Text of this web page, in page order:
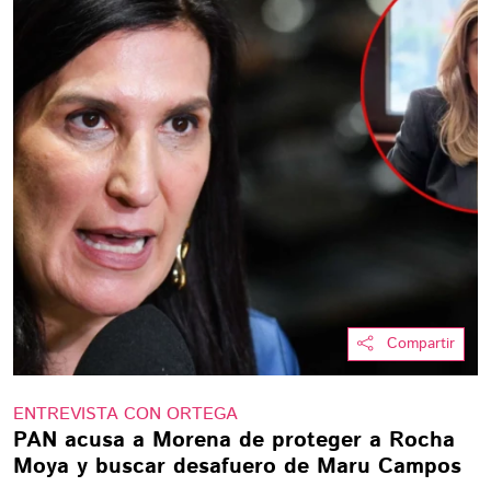
Compartir
ENTREVISTA CON ORTEGA
PAN acusa a Morena de proteger a Rocha
Moya y buscar desafuero de Maru Campos